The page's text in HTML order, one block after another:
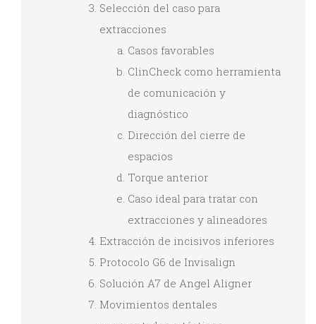
Selección del caso para
extracciones
Casos favorables
ClinCheck como herramienta
de comunicación y
diagnóstico
Dirección del cierre de
espacios
Torque anterior
Caso ideal para tratar con
extracciones y alineadores
Extracción de incisivos inferiores
Protocolo G6 de Invisalign
Solución A7 de Angel Aligner
Movimientos dentales